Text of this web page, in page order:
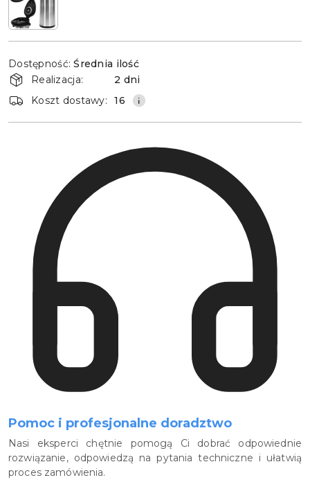
i
dostawa
Dostępność: Średnia ilość
Realizacja:
2 dni
Koszt dostawy:
16
Pomoc i profesjonalne doradztwo
Nasi eksperci chętnie pomogą Ci dobrać odpowiednie
rozwiązanie, odpowiedzą na pytania techniczne i ułatwią
proces zamówienia.